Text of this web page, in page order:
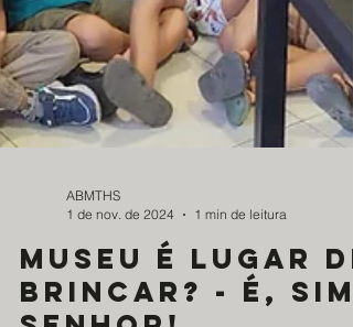
ABMTHS
1 de nov. de 2024
1 min de leitura